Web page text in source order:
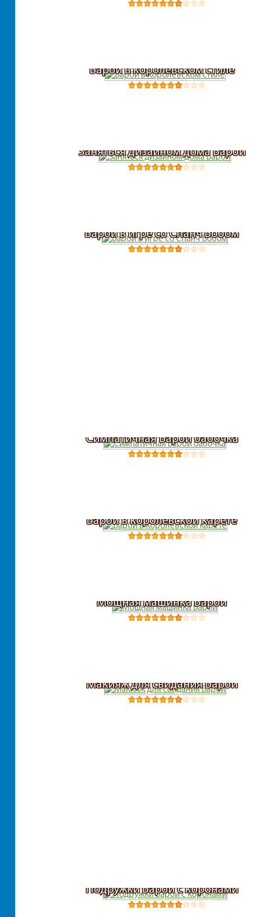
Барби в королевском стиле
Заняться дизайном дома Барби
Барби в игре со Спанч Бобом
Симпатичная Барби бабочка
Барби в королевской карете
Мощная машинка Барби
Макияж для свидания Барби
Подружки Барби с коронами